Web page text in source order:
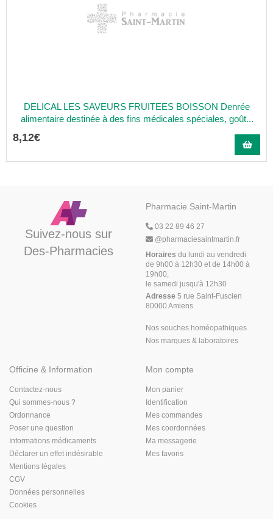
DELICAL LES SAVEURS FRUITEES BOISSON Denrée
alimentaire destinée à des fins médicales spéciales, goût...
8,12€
Suivez-nous sur
Des-Pharmacies
Pharmacie Saint-Martin
03 22 89 46 27
@pharmaciesaintmartin.fr
Horaires du lundi au vendredi
de 9h00 à 12h30 et de 14h00 à
19h00,
le samedi jusqu'à 12h30
Adresse 5 rue Saint-Fuscien
80000 Amiens
Nos souches homéopathiques
Nos marques & laboratoires
Officine & Information
Contactez-nous
Qui sommes-nous ?
Ordonnance
Poser une question
Informations médicaments
Déclarer un effet indésirable
Mentions légales
CGV
Données personnelles
Cookies
Mon compte
Mon panier
Identification
Mes commandes
Mes coordonnées
Ma messagerie
Mes favoris